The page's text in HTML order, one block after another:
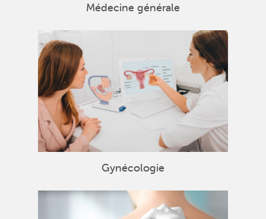
Médecine générale
Gynécologie